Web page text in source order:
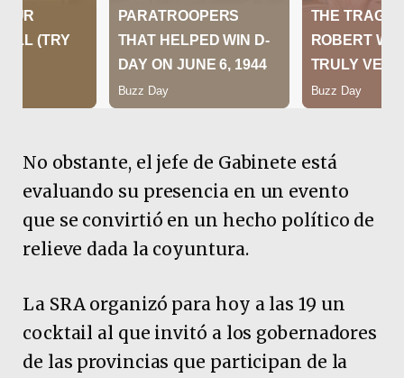
No obstante, el jefe de Gabinete está
evaluando su presencia en un evento
que se convirtió en un hecho político de
relieve dada la coyuntura.
La SRA organizó para hoy a las 19 un
cocktail al que invitó a los gobernadores
de las provincias que participan de la